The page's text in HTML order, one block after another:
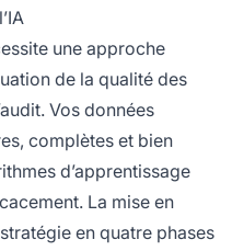
une approche
de la qualité des
Vos données
complètes et bien
d’apprentissage
La mise en
en quatre phases